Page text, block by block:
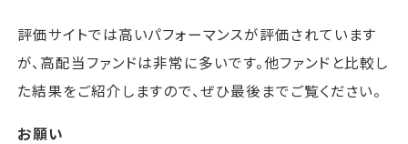
評価サイトでは高いパフォーマンスが評価されています
が、高配当ファンドは非常に多いです。他ファンドと比較し
た結果をご紹介しますので、ぜひ最後までご覧ください。
お願い